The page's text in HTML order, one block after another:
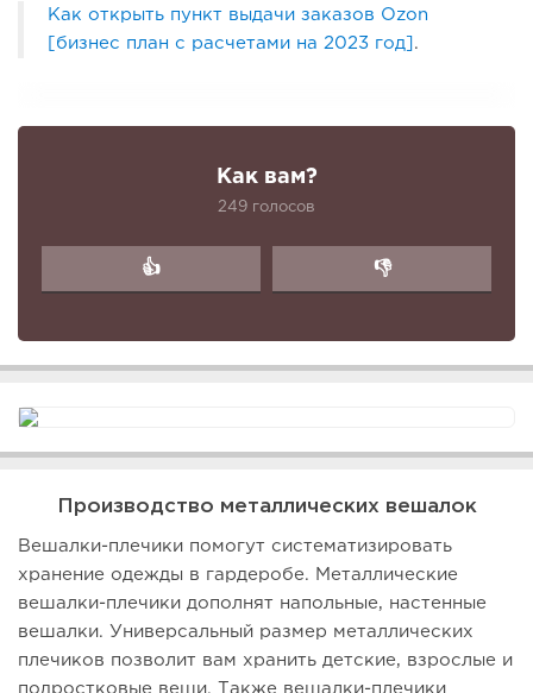
Как открыть пункт выдачи заказов Ozon
[бизнес план с расчетами на 2023 год] .
Как вам?
249 голосов
👍 👎
Производство металлических вешалок
Вешалки-плечики помогут систематизировать
хранение одежды в гардеробе. Металлические
вешалки-плечики дополнят напольные, настенные
вешалки. Универсальный размер металлических
плечиков позволит вам хранить детские, взрослые и
подростковые вещи. Также вешалки-плечики